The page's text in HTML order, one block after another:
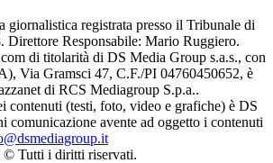
giornalistica registrata presso il Tribunale di
Direttore Responsabile: Mario Ruggiero.
di titolarità di DS Media Group s.a.s., con
Via Gramsci 47, C.F./PI 04760450652, è
di RCS Mediagroup S.p.a..
contenuti (testi, foto, video e grafiche) è DS
comunicazione avente ad oggetto i contenuti
© Tutti i diritti riservati.